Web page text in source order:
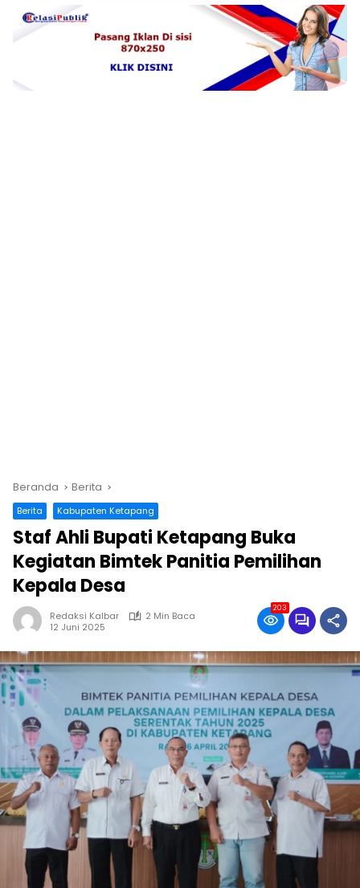
Beranda Berita
Berita Kabupaten Ketapang
Staf Ahli Bupati Ketapang Buka
Kegiatan Bimtek Panitia Pemilihan
Kepala Desa
Redaksi Kalbar
2 Min Baca
12 Juni 2025
203